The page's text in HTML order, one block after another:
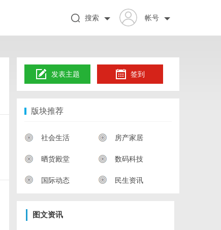
帐号
搜索
发表主题 签到
版块推荐
社会生活 房产家居
晒货殿堂 数码科技
国际动态 民生资讯
图文资讯